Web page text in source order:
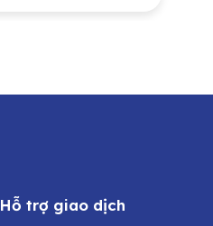
Hỗ trợ giao dịch